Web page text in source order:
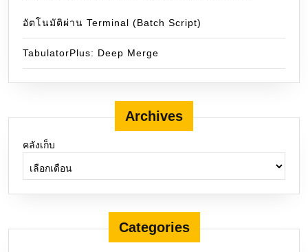
อัตโนมัติผ่าน Terminal (Batch Script)
TabulatorPlus: Deep Merge
Archives
คลังเก็บ
Categories